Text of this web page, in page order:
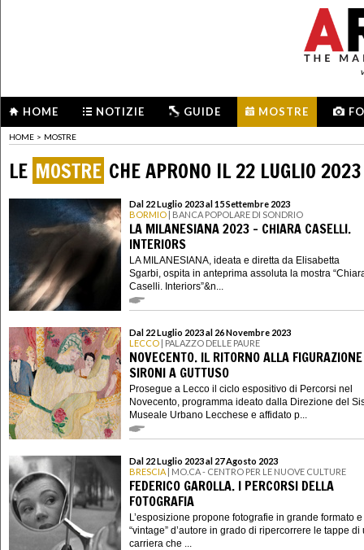
HOME NOTIZIE GUIDE MOSTRE
HOME > MOSTRE
LE MOSTRE CHE APRONO IL 22 LUGLIO 2023
Dal 22 Luglio 2023 al 15 Settembre 2023
BORMIO | BANCA POPOLARE DI SONDRIO
LA MILANESIANA 2023 - CHIARA CASELLI.
INTERIORS
LA MILANESIANA, ideata e diretta da Elisabetta
Sgarbi, ospita in anteprima assoluta la mostra
Caselli. Interiors”&n...
Dal 22 Luglio 2023 al 26 Novembre 2023
LECCO | PALAZZO DELLE PAURE
NOVECENTO. IL RITORNO ALLA
SIRONI A GUTTUSO
Prosegue a Lecco il ciclo espositivo di Percorsi nel
Novecento, programma ideato dalla Direzione del
Museale Urbano Lecchese e affidato p...
Dal 22 Luglio 2023 al 27 Agosto 2023
BRESCIA | MO.CA - CENTRO PER LE NUOVE CULTURE
FEDERICO GAROLLA. I PERCORSI DELLA
FOTOGRAFIA
L’esposizione propone fotografie in grande formato e
“vintage” d’autore in grado di ripercorrere le tappe di
carriera che ...